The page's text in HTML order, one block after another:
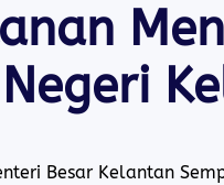
Besar Kelantan